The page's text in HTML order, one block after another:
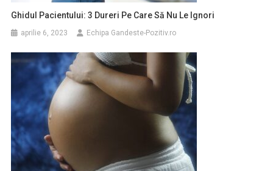
Ghidul Pacientului: 3 Dureri Pe Care Să Nu Le Ignori
aprilie 6, 2023 Echipa Gandeste-Pozitiv.ro